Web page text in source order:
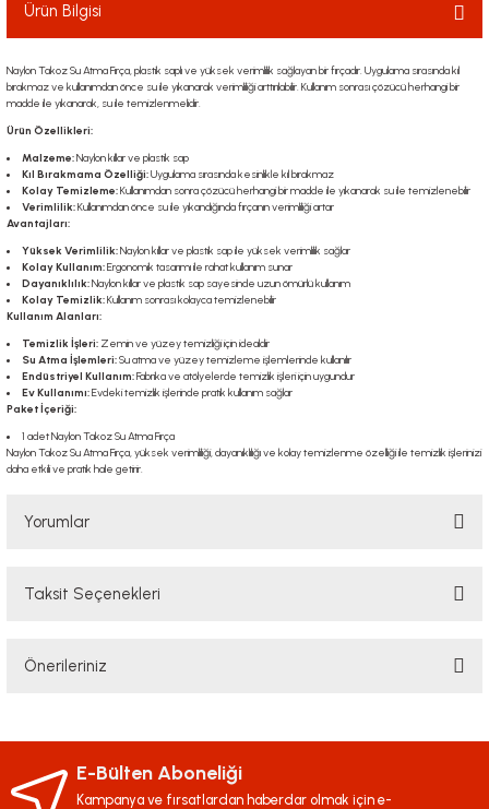
Ürün Bilgisi
Naylon Takoz Su Atma Fırça, plastik saplı ve yüksek verimlilik sağlayan bir fırçadır. Uygulama sırasında kıl
bırakmaz ve kullanımdan önce su ile yıkanarak verimliliği arttırılabilir. Kullanım sonrası çözücü herhangi bir
madde ile yıkanarak, su ile temizlenmelidir.
Ürün Özellikleri:
Malzeme:Naylon kıllar ve plastik sap
Kıl Bırakmama Özelliği:Uygulama sırasında kesinlikle kıl bırakmaz
Kolay Temizleme:Kullanımdan sonra çözücü herhangi bir madde ile yıkanarak su ile temizlenebilir
Verimlilik:Kullanımdan önce su ile yıkandığında fırçanın verimliliği artar
Avantajları:
Yüksek Verimlilik:Naylon kıllar ve plastik sap ile yüksek verimlilik sağlar
Kolay Kullanım:Ergonomik tasarımı ile rahat kullanım sunar
Dayanıklılık:Naylon kıllar ve plastik sap sayesinde uzun ömürlü kullanım
Kolay Temizlik:Kullanım sonrası kolayca temizlenebilir
Kullanım Alanları:
Temizlik İşleri: Zemin ve yüzey temizliği için idealdir
Su Atma İşlemleri:Su atma ve yüzey temizleme işlemlerinde kullanılır
Endüstriyel Kullanım:Fabrika ve atölyelerde temizlik işleri için uygundur
Ev Kullanımı:Evdeki temizlik işlerinde pratik kullanım sağlar
Paket İçeriği:
1 adet Naylon Takoz Su Atma Fırça
Naylon Takoz Su Atma Fırça, yüksek verimliliği, dayanıklılığı ve kolay temizlenme özelliği ile temizlik işlerinizi
daha etkili ve pratik hale getirir.
Yorumlar
Taksit Seçenekleri
Önerileriniz
iletebilirsiniz.
Görüş ve önerileriniz için teşekkür ederiz.
E-Bülten Aboneliği
Kampanya ve fırsatlardan haberdar olmak için e-